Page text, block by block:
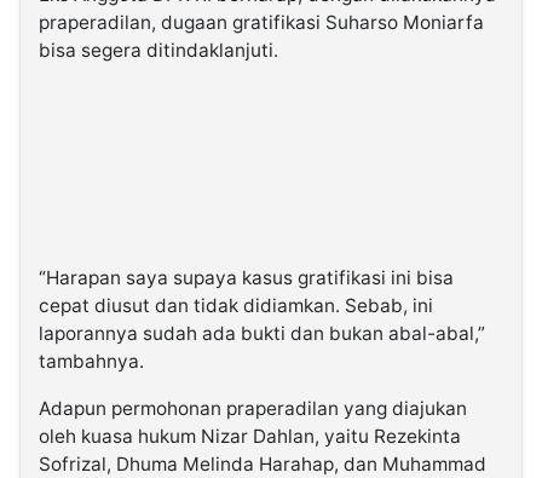
praperadilan, dugaan gratifikasi Suharso Moniarfa
bisa segera ditindaklanjuti.
“Harapan saya supaya kasus gratifikasi ini bisa
cepat diusut dan tidak didiamkan. Sebab, ini
laporannya sudah ada bukti dan bukan abal-abal,”
tambahnya.
Adapun permohonan praperadilan yang diajukan
oleh kuasa hukum Nizar Dahlan, yaitu Rezekinta
Sofrizal, Dhuma Melinda Harahap, dan Muhammad